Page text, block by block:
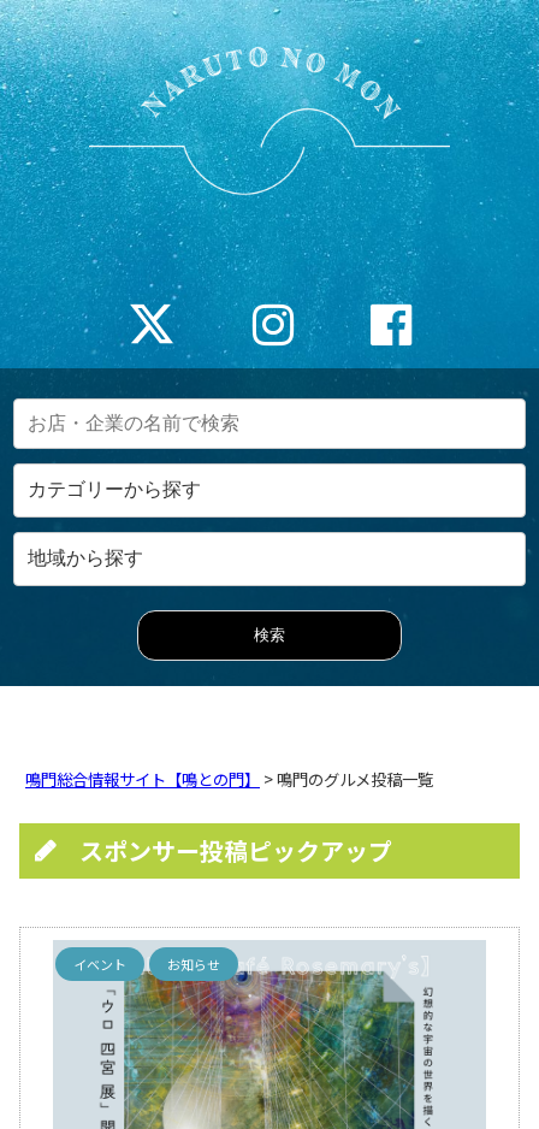
鳴門総合情報サイト【鳴との門】 > 鳴門のグルメ投稿一覧
スポンサー投稿ピックアップ
イベント お知らせ